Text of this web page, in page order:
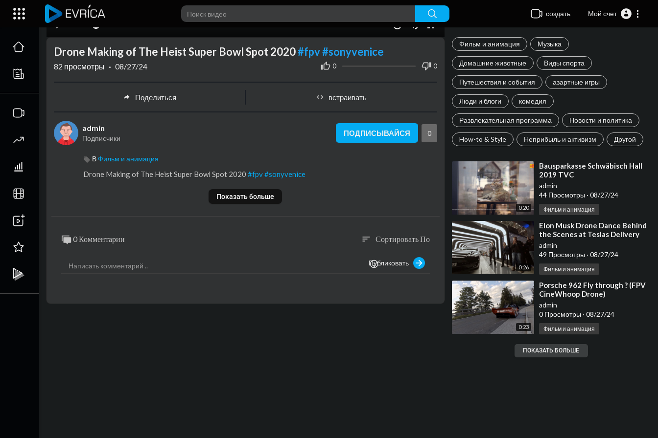
создать Мой счет
Фильм и анимация Музыка
Домашние животные Виды спорта
Путешествия и события азартные игры
Люди и блоги комедия
Развлекательная программа Новости и политика
How-to & Style Неприбыль и активизм Другой
0:20
⁣Bausparkasse Schwäbisch Hall
2019 TVC
admin
44 Просмотры · 08/27/24
Фильм и анимация
0:26
⁣Elon Musk Drone Dance Behind
the Scenes at Teslas Delivery
Event 2022, Berlin Germany in
4K
admin
49 Просмотры · 08/27/24
Фильм и анимация
0:23
⁣Porsche 962 Fly through ? (FPV
CineWhoop Drone)
admin
0 Просмотры · 08/27/24
Фильм и анимация
ПОКАЗАТЬ БОЛЬШЕ
Drone Making of The Heist Super Bowl Spot 2020#fpv#sonyvenice
0 0
82 просмотры · 08/27/24
Поделиться встраивать
admin
Подписчики
ПОДПИСЫВАЙСЯ 0
ВФильм и анимация
⁣Drone Making of The Heist Super Bowl Spot 2020 #fpv#sonyvenice
Показать больше
0 Комментарии sort Сортировать По
Публиковать